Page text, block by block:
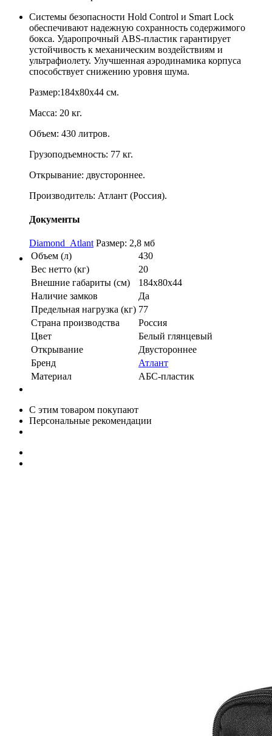
Системы безопасности Hold Control и Smart Lock
обеспечивают надежную сохранность содержимого
бокса. Ударопрочный ABS-пластик гарантирует
устойчивость к механическим воздействиям и
ультрафиолету. Улучшенная аэродинамика корпуса
способствует снижению уровня шума.
Размер:184х80х44 см.
Масса: 20 кг.
Объем: 430 литров.
Грузоподъемность: 77 кг.
Открывание: двустороннее.
Производитель: Атлант (Россия).
Документы
Diamond_Atlant Размер: 2,8 мб
Объем (л)
430
Вес нетто (кг)
20
Внешние габариты (см)
184х80х44
Наличие замков
Да
Предельная нагрузка (кг) 77
Страна производства
Россия
Цвет
Белый глянцевый
Открывание
Двустороннее
Бренд
Атлант
Материал
АБС-пластик
С этим товаром покупают
Персональные рекомендации